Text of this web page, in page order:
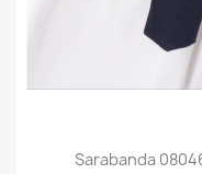
Sarabanda